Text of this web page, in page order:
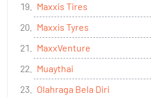
Maxxis Tires
Maxxis Tyres
MaxxVenture
Muaythai
Olahraga Bela Diri